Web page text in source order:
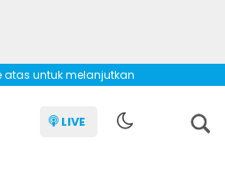
atas untuk melanjutkan
LIVE